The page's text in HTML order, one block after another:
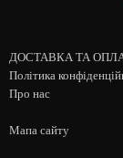
ДОСТАВКА ТА
Політика
Про нас
Мапа сайту